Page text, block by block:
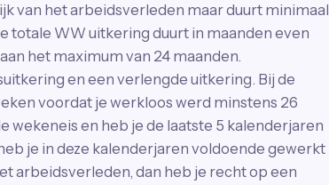
van het arbeidsverleden maar duurt minimaal
totale WW uitkering duurt in maanden even
het maximum van 24 maanden.
en een verlengde uitkering. Bij de
voordat je werkloos werd minstens 26
wekeneis en heb je de laatste 5 kalenderjaren
je in deze kalenderjaren voldoende gewerkt
arbeidsverleden, dan heb je recht op een